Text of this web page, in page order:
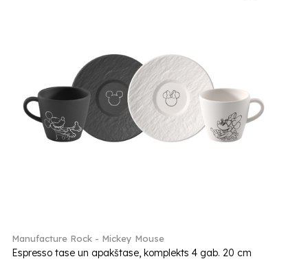
Manufacture Rock - Mickey Mouse
Espresso tase un apakštase, komplekts 4 gab. 20 cm